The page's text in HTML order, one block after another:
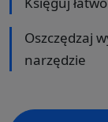
Oszczędzaj
narzędzie